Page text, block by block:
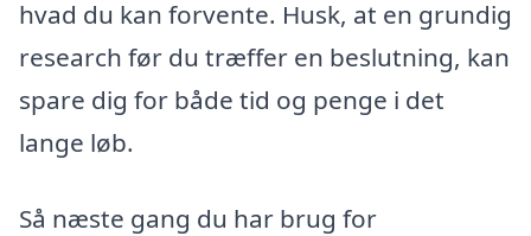
hvad du kan forvente. Husk, at en grundig
research før du træffer en beslutning, kan
spare dig for både tid og penge i det
lange løb.
Så næste gang du har brug for